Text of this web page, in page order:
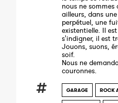
nous ne
ailleurs, dans
perpétuel, une
existentielle. Il
s'indigner, il est
Jouons, suons,
soif.
Nous ne
couronnes.
GARAGE ROCK